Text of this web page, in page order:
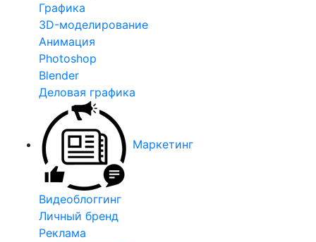
Графика
3D-моделирование
Анимация
Photoshop
Blender
Деловая графика
Маркетинг
Видеоблоггинг
Личный бренд
Реклама